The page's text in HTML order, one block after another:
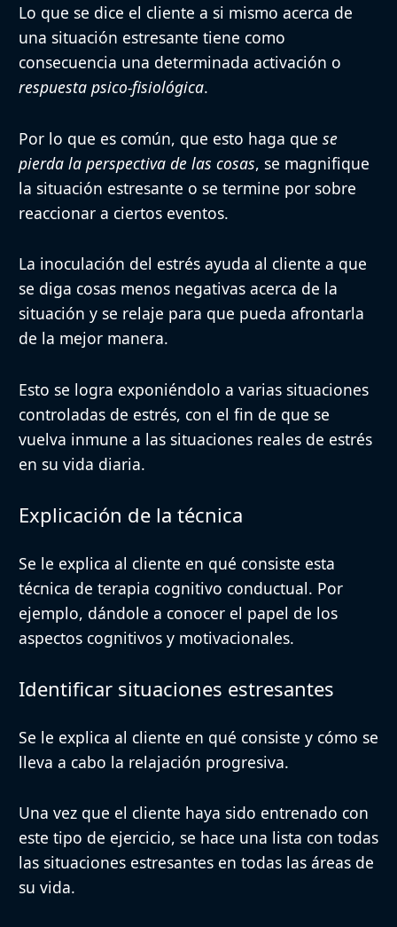
Lo que se dice el cliente a si mismo acerca de
una situación estresante tiene como
consecuencia una determinada activación o
respuesta psico-fisiológica.
Por lo que es común, que esto haga que se
pierda la perspectiva de las cosas, se magnifique
la situación estresante o se termine por sobre
reaccionar a ciertos eventos.
La inoculación del estrés ayuda al cliente a que
se diga cosas menos negativas acerca de la
situación y se relaje para que pueda afrontarla
de la mejor manera.
Esto se logra exponiéndolo a varias situaciones
controladas de estrés, con el fin de que se
vuelva inmune a las situaciones reales de estrés
en su vida diaria.
Explicación de la técnica
Se le explica al cliente en qué consiste esta
técnica de terapia cognitivo conductual. Por
ejemplo, dándole a conocer el papel de los
aspectos cognitivos y motivacionales.
Identificar situaciones estresantes
Se le explica al cliente en qué consiste y cómo se
lleva a cabo la relajación progresiva.
Una vez que el cliente haya sido entrenado con
este tipo de ejercicio, se hace una lista con todas
las situaciones estresantes en todas las áreas de
su vida.